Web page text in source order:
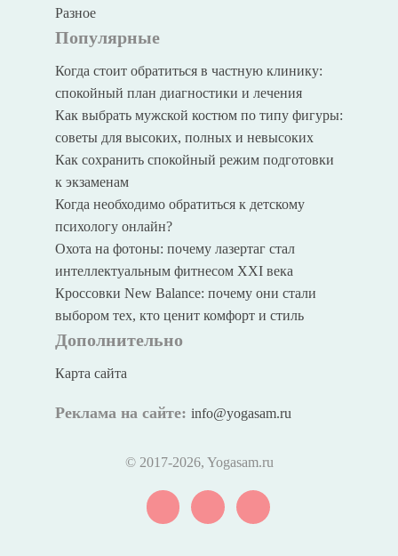
Разное
Популярные
Когда стоит обратиться в частную клинику:
спокойный план диагностики и лечения
Как выбрать мужской костюм по типу фигуры:
советы для высоких, полных и невысоких
Как сохранить спокойный режим подготовки
к экзаменам
Когда необходимо обратиться к детскому
психологу онлайн?
Охота на фотоны: почему лазертаг стал
интеллектуальным фитнесом XXI века
Кроссовки New Balance: почему они стали
выбором тех, кто ценит комфорт и стиль
Дополнительно
Карта сайта
Реклама на сайте: info@yogasam.ru
© 2017-2026, Yogasam.ru